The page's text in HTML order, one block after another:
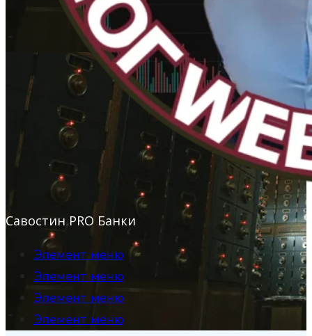
Савостин PRO Банки
Элемент меню
Элемент меню
Элемент меню
Элемент меню